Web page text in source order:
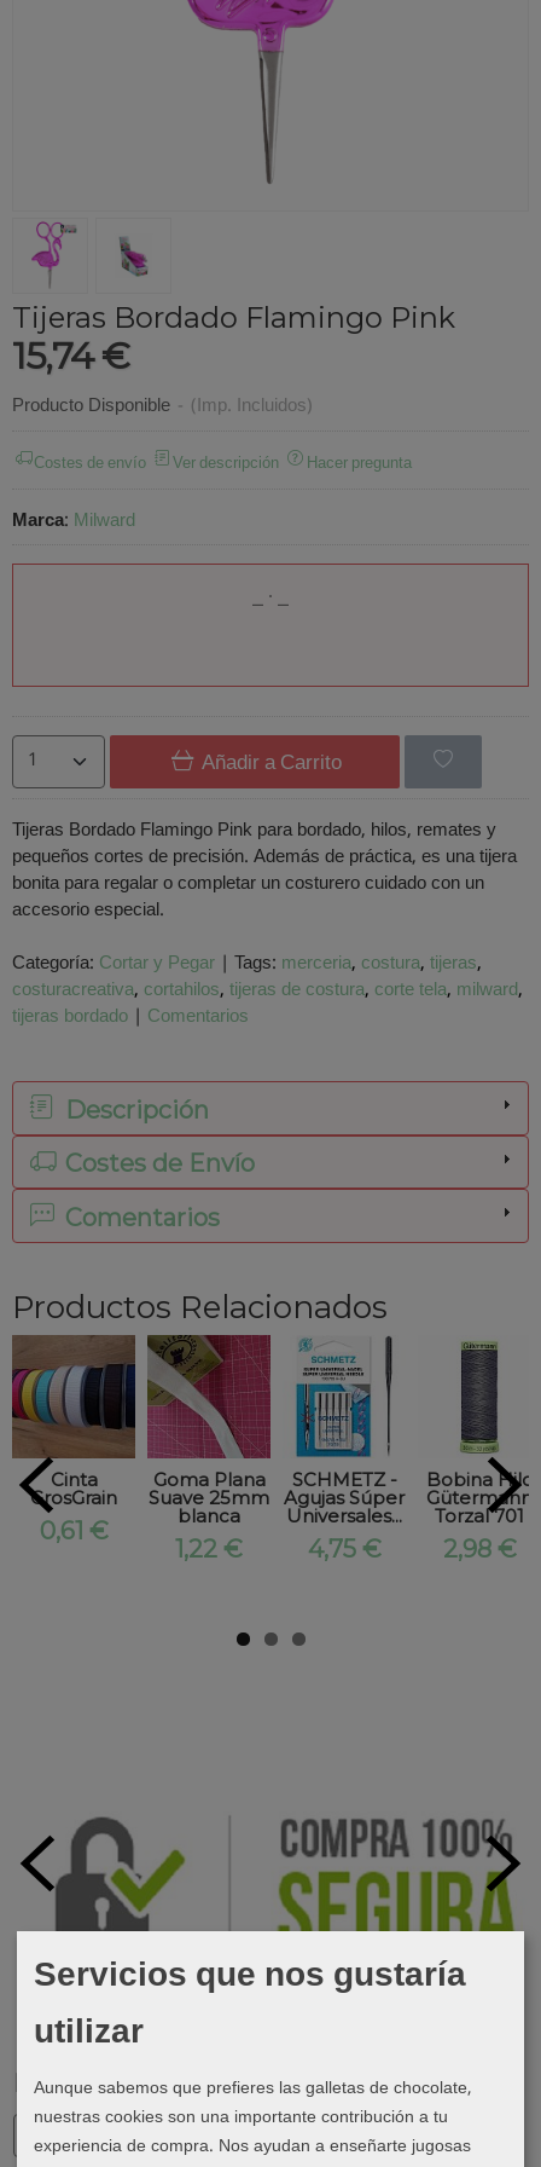
Marcas
Tijeras Bordado Flamingo Pink
15,74 €
Producto Disponible - (Imp. Incluidos)
Costes de envío Ver descripción Hacer pregunta
Marca: Milward
Añadir a Carrito
Tijeras Bordado Flamingo Pink para bordado, hilos, remates y
pequeños cortes de precisión. Además de práctica, es una tijera
bonita para regalar o completar un costurero cuidado con un
accesorio especial.
Categoría: Cortar y Pegar | Tags: merceria costura tijeras
costuracreativa cortahilos tijeras de costura corte tela milward
tijeras bordado | Comentarios
Descripción
Costes de Envío
Comentarios
Productos Relacionados
Cinta
GrosGrain
0,61 €
Goma Plana
Suave 25mm
blanca
1,22 €
SCHMETZ -
Agujas Súper
Universales...
4,75 €
Bobina Hilo
Gütermann
Torzal 701
2,98 €
Servicios que nos gustaría
utilizar
Aunque sabemos que prefieres las galletas de chocolate,
nuestras cookies son una importante contribución a tu
experiencia de compra. Nos ayudan a enseñarte jugosas